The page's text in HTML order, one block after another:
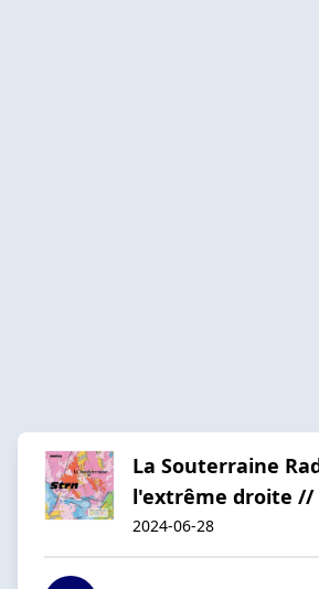
La Souterraine
l'extrême droite //
2024-06-28